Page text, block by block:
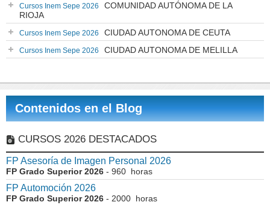
Cursos Inem Sepe 2026
COMUNIDAD AUTÓNOMA DE LA
RIOJA
Cursos Inem Sepe 2026 CIUDAD AUTONOMA DE CEUTA
Cursos Inem Sepe 2026 CIUDAD AUTONOMA DE MELILLA
Contenidos en el Blog
CURSOS 2026 DESTACADOS
FP Asesoría de Imagen Personal 2026
FP Grado Superior 2026 - 960 horas
FP Automoción 2026
FP Grado Superior 2026 - 2000 horas